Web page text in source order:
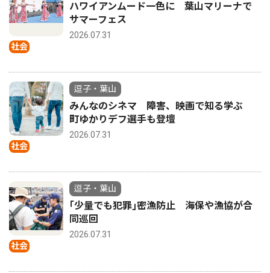
社会
ハワイアンムード一色に 葉山マリーナで
サマーフェス
2026.07.31
社会
逗子・葉山
みんなのシネマ 障害、映画で知る学ぶ
町ゆかりデフ選手も登壇
2026.07.31
社会
逗子・葉山
｢少量でも犯罪｣密漁防止 海保や漁協が合
同巡回
2026.07.31